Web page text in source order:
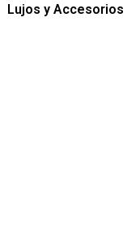
Lujos y Accesorios